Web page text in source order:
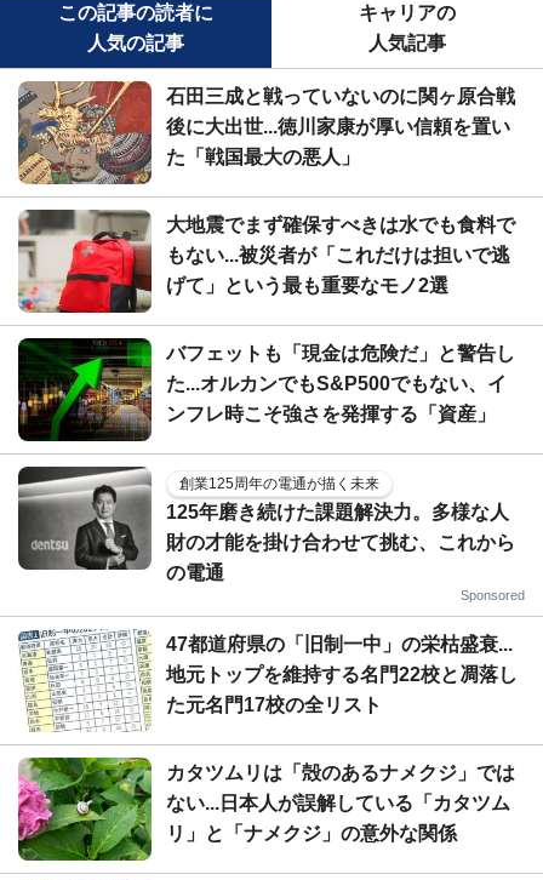
この記事の読者に
人気の記事
キャリアの
人気記事
石田三成と戦っていないのに関ヶ原合戦
後に大出世...徳川家康が厚い信頼を置い
た「戦国最大の悪人」
大地震でまず確保すべきは水でも食料で
もない...被災者が「これだけは担いで逃
げて」という最も重要なモノ2選
バフェットも「現金は危険だ」と警告し
た...オルカンでもS&P500でもない、イ
ンフレ時こそ強さを発揮する「資産」
創業125周年の電通が描く未来
125年磨き続けた課題解決力。多様な人
財の才能を掛け合わせて挑む、これから
の電通
Sponsored
47都道府県の「旧制一中」の栄枯盛衰...
地元トップを維持する名門22校と凋落し
た元名門17校の全リスト
カタツムリは「殻のあるナメクジ」では
ない...日本人が誤解している「カタツム
リ」と「ナメクジ」の意外な関係